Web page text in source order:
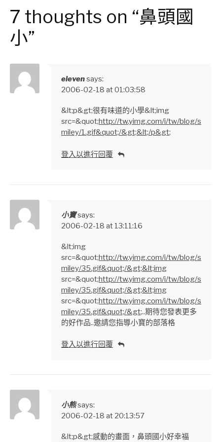
Reading
7 thoughts on “鼻頭國
小”
elevensays:
2006-02-18 at 01:03:58
&lt;p&gt;很有味道的小學&lt;img
src=&quot;http://tw.yimg.com/i/tw/blog/s
miley/1.gif&quot;/&gt;&lt;/p&gt;
登入以進行回覆
小寶says:
2006-02-18 at 13:11:16
&lt;img
src=&quot;http://tw.yimg.com/i/tw/blog/s
miley/35.gif&quot;/&gt;&lt;img
src=&quot;http://tw.yimg.com/i/tw/blog/s
miley/35.gif&quot;/&gt;&lt;img
src=&quot;http://tw.yimg.com/i/tw/blog/s
miley/35.gif&quot;/&gt;..期待您發表更多
的好作品..邀請您指導小寶的部落格
登入以進行回覆
小熊says:
2006-02-18 at 20:13:57
&lt;p&gt;感動的畫面，鼻頭國小好幸福